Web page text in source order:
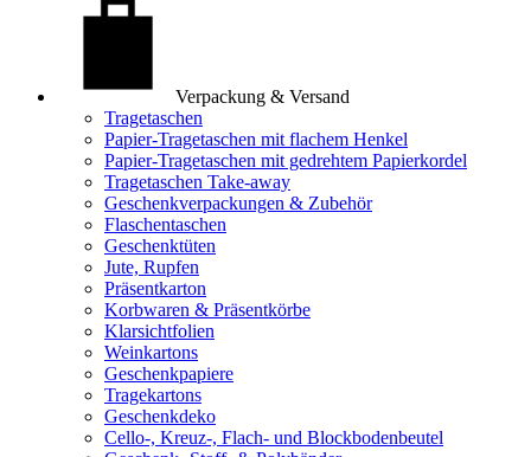
Verpackung & Versand
Tragetaschen
Papier-Tragetaschen mit flachem Henkel
Papier-Tragetaschen mit gedrehtem Papierkordel
Tragetaschen Take-away
Geschenkverpackungen & Zubehör
Flaschentaschen
Geschenktüten
Jute, Rupfen
Präsentkarton
Korbwaren & Präsentkörbe
Klarsichtfolien
Weinkartons
Geschenkpapiere
Tragekartons
Geschenkdeko
Cello-, Kreuz-, Flach- und Blockbodenbeutel